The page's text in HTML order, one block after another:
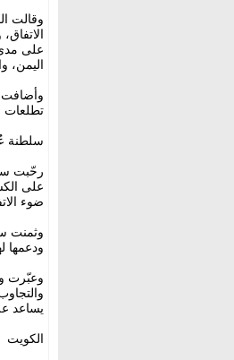
وقالت
على مدى
اليمن،
وأضافت:
تطلعات
سلطنة
رحّبت
ضوء
‏وثمنت
ودعمها
وعبّرت
يساعد
الكويت